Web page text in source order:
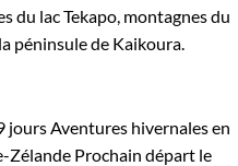
du lac Tekapo, montagnes du
péninsule de Kaikoura.
joursAventures hivernales en
Zélande Prochain départ le